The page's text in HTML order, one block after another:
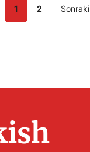
1 2 Sonraki